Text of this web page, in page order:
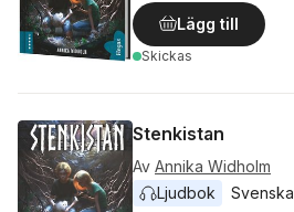
Lägg till
Skickas
Stenkistan
Av Annika Widholm
Ljudbok
Svenska